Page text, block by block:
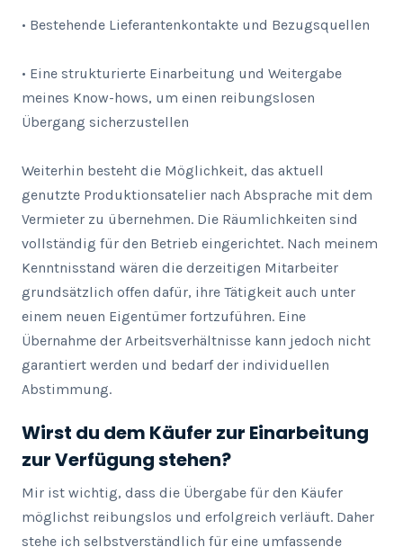
• Bestehende Lieferantenkontakte und Bezugsquellen
• Eine strukturierte Einarbeitung und Weitergabe
meines Know-hows, um einen reibungslosen
Übergang sicherzustellen
Weiterhin besteht die Möglichkeit, das aktuell
genutzte Produktionsatelier nach Absprache mit dem
Vermieter zu übernehmen. Die Räumlichkeiten sind
vollständig für den Betrieb eingerichtet. Nach meinem
Kenntnisstand wären die derzeitigen Mitarbeiter
grundsätzlich offen dafür, ihre Tätigkeit auch unter
einem neuen Eigentümer fortzuführen. Eine
Übernahme der Arbeitsverhältnisse kann jedoch nicht
garantiert werden und bedarf der individuellen
Abstimmung.
Wirst du dem Käufer zur Einarbeitung
zur Verfügung stehen?
Mir ist wichtig, dass die Übergabe für den Käufer
möglichst reibungslos und erfolgreich verläuft. Daher
stehe ich selbstverständlich für eine umfassende